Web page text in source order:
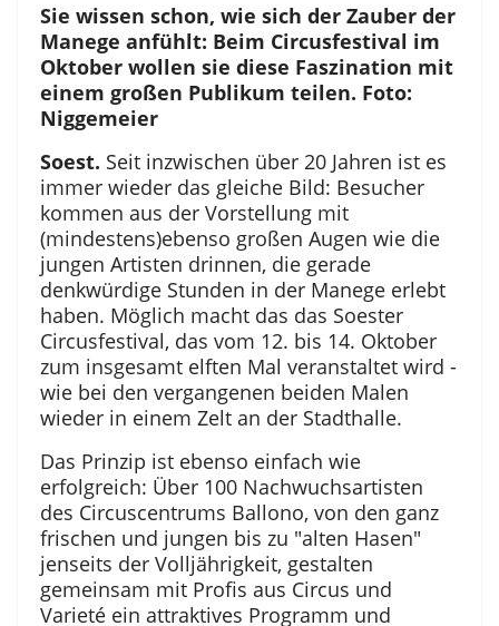
Sie wissen schon, wie sich der Zauber der
Manege anfühlt: Beim Circusfestival im
Oktober wollen sie diese Faszination mit
einem großen Publikum teilen. Foto:
Niggemeier
Soest. Seit inzwischen über 20 Jahren ist es
immer wieder das gleiche Bild: Besucher
kommen aus der Vorstellung mit
(mindestens)ebenso großen Augen wie die
jungen Artisten drinnen, die gerade
denkwürdige Stunden in der Manege erlebt
haben. Möglich macht das das Soester
Circusfestival, das vom 12. bis 14. Oktober
zum insgesamt elften Mal veranstaltet wird -
wie bei den vergangenen beiden Malen
wieder in einem Zelt an der Stadthalle.
Das Prinzip ist ebenso einfach wie
erfolgreich: Über 100 Nachwuchsartisten
des Circuscentrums Ballono, von den ganz
frischen und jungen bis zu "alten Hasen"
jenseits der Volljährigkeit, gestalten
gemeinsam mit Profis aus Circus und
Varieté ein attraktives Programm und